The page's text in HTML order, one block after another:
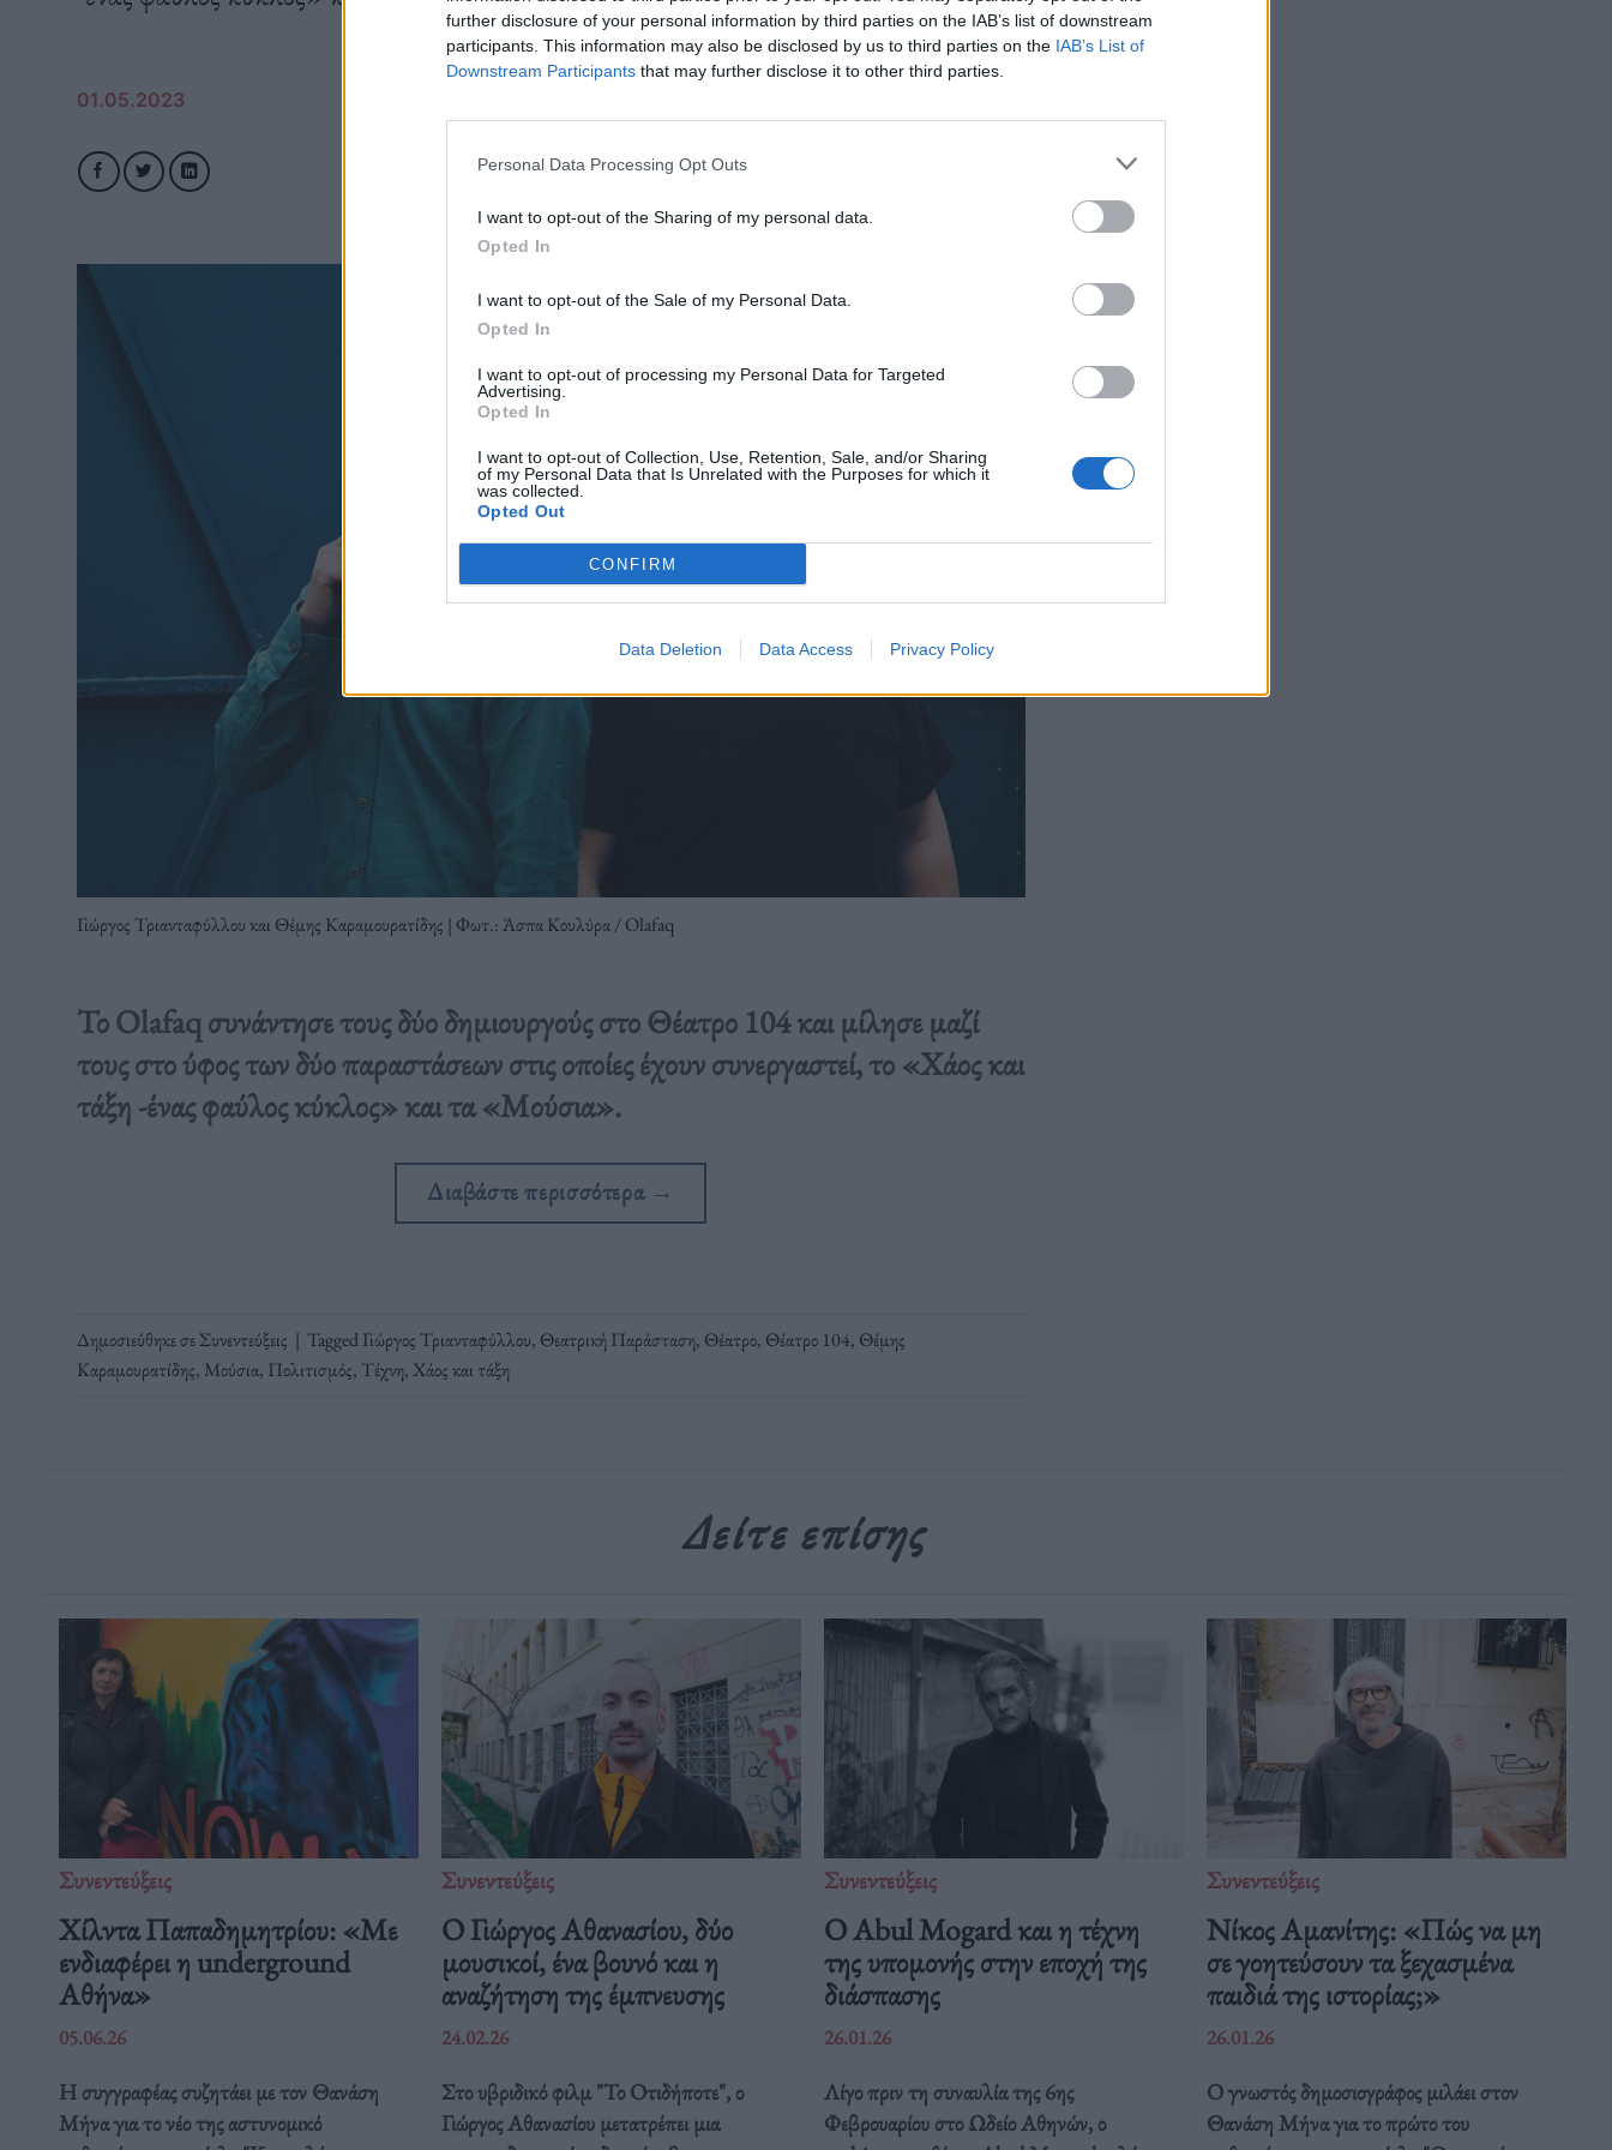
further disclosure of your personal information by third parties on the IAB’s list of downstream
participants. This information may also be disclosed by us to third parties on the IAB’s List of
Downstream Participants that may further disclose it to other third parties.
Personal Data Processing Opt Outs
I want to opt-out of the Sharing of my personal data.
Opted In
I want to opt-out of the Sale of my Personal Data.
Opted In
I want to opt-out of processing my Personal Data for Targeted
Advertising.
Opted In
I want to opt-out of Collection, Use, Retention, Sale, and/or Sharing
of my Personal Data that Is Unrelated with the Purposes for which it
was collected.
Opted Out
CONFIRM
Data Deletion Data Access Privacy Policy
01.05.2023
Γιώργος Τριανταφύλλου και Θέμης Καραμουρατίδης | Φωτ.: Άσπα Κουλύρα / Olafaq
Το Olafaq συνάντησε τους δύο δημιουργούς στο Θέατρο 104 και μίλησε μαζί
τους στο ύφος των δύο παραστάσεων στις οποίες έχουν συνεργαστεί, το «Χάος και
τάξη -ένας φαύλος κύκλος» και τα «Μούσια».
Διαβάστε περισσότερα →
Δημοσιεύθηκε σεΣυνεντεύξεις | TaggedΓιώργος Τριανταφύλλου, Θεατρική Παράσταση, Θέατρο, Θέατρο 104, Θέμης
Καραμουρατίδης, Μούσια, Πολιτισμός, Τέχνη,Χάος και τάξη
Δείτε επίσης
Συνεντεύξεις
Χίλντα Παπαδημητρίου: «Με
ενδιαφέρει η underground
Αθήνα»
05.06.26
Η συγγραφέας συζητάει με τον Θανάση
Μήνα για το νέο της αστυνομικό
Συνεντεύξεις
Ο Γιώργος Αθανασίου, δύο
μουσικοί, ένα βουνό και η
αναζήτηση της έμπνευσης
24.02.26
Στο υβριδικό φιλμ "Το Οτιδήποτε", ο
Γιώργος Αθανασίου μετατρέπει μια
Συνεντεύξεις
Ο Abul Mogard και η τέχνη
της υπομονής στην εποχή της
διάσπασης
26.01.26
Λίγο πριν τη συναυλία της 6ης
Φεβρουαρίου στο Ωδείο Αθηνών, ο
Συνεντεύξεις
Νίκος Αμανίτης: «Πώς να μη
σε γοητεύσουν τα ξεχασμένα
παιδιά της ιστορίας;»
26.01.26
Ο γνωστός δημοσιογράφος μιλάει στον
Θανάση Μήνα για το πρώτο του